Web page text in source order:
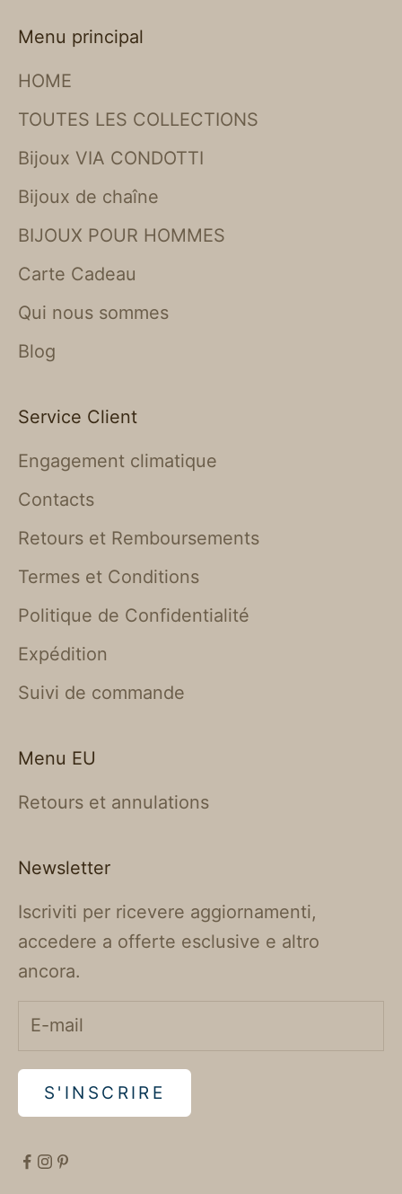
Menu principal
HOME
TOUTES LES COLLECTIONS
Bijoux VIA CONDOTTI
Bijoux de chaîne
BIJOUX POUR HOMMES
Carte Cadeau
Qui nous sommes
Blog
Service Client
Engagement climatique
Contacts
Retours et Remboursements
Termes et Conditions
Politique de Confidentialité
Expédition
Suivi de commande
Menu EU
Retours et annulations
Newsletter
Iscriviti per ricevere aggiornamenti,
accedere a offerte esclusive e altro
ancora.
S'INSCRIRE